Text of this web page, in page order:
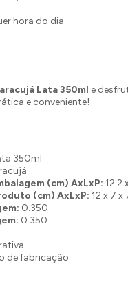
hora do dia
Lata 350ml e
e conveniente!
350ml
(cm) AxLxP: 12.2
(cm) AxLxP: 12 x 7 x
0.350
0.350
de fabricação